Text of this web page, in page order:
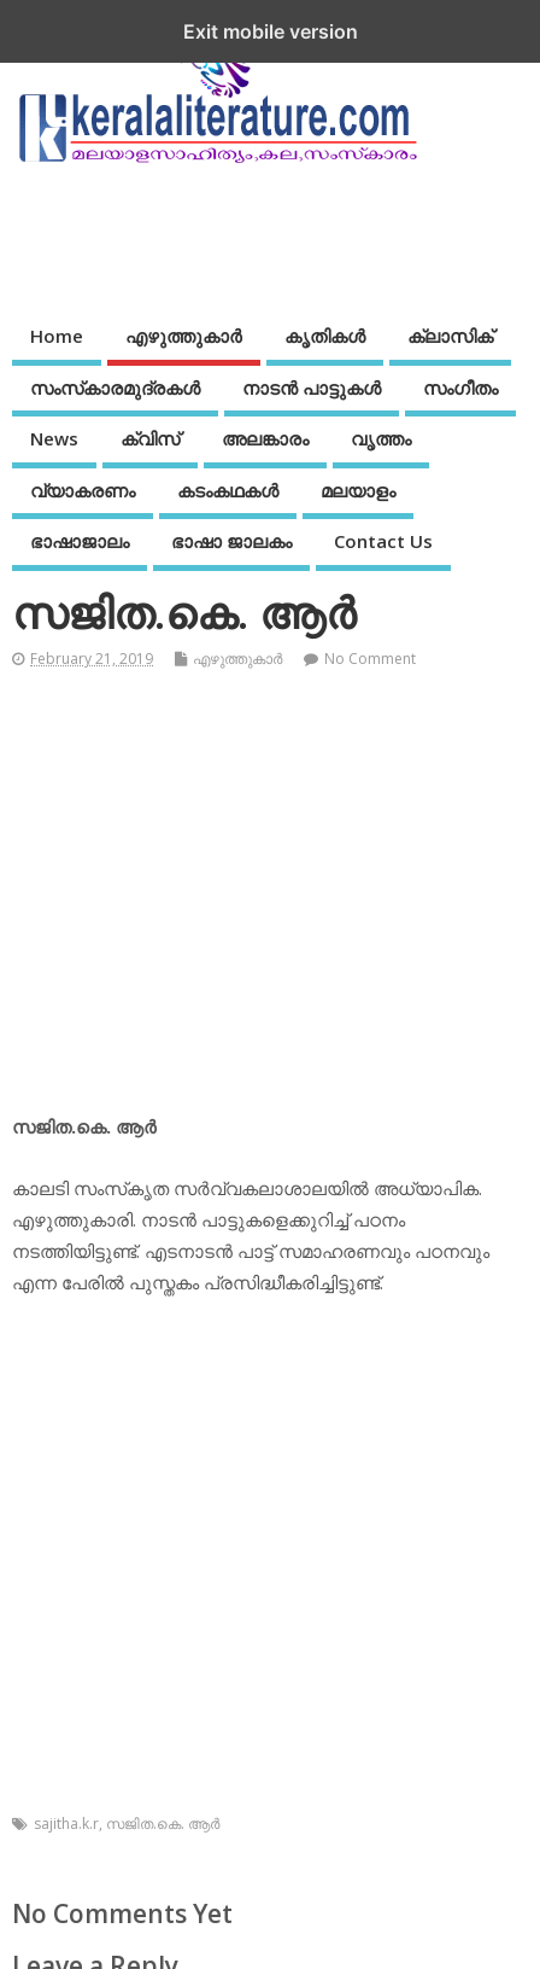
Home എഴുത്തുകാര്‍ കൃതികൾ ക്ലാസിക്
സംസ്‌കാരമുദ്രകള്‍ നാടന്‍ പാട്ടുകള്‍ സംഗീതം
News ക്വിസ് അലങ്കാരം വൃത്തം
വ്യാകരണം കടംകഥകള്‍ മലയാളം
ഭാഷാജാലം ഭാഷാ ജാലകം Contact Us
സജിത.കെ. ആര്‍
February 21, 2019 എഴുത്തുകാര്‍ No Comment
സജിത.കെ. ആര്‍
കാലടി സംസ്‌കൃത സര്‍വ്വകലാശാലയില്‍ അധ്യാപിക.
എഴുത്തുകാരി. നാടന്‍ പാട്ടുകളെക്കുറിച്ച് പഠനം
നടത്തിയിട്ടുണ്ട്. എടനാടന്‍ പാട്ട് സമാഹരണവും പഠനവും
എന്ന പേരില്‍ പുസ്തകം പ്രസിദ്ധീകരിച്ചിട്ടുണ്ട്.
sajitha.k.r, സജിത.കെ. ആര്‍
No Comments Yet
Exit mobile version